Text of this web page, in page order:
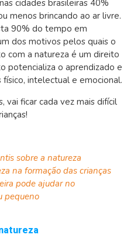
cidades brasileiras 40%
menos brincando ao ar livre.
90% do tempo em
dos motivos pelos quais o
com a natureza é um direito
potencializa o aprendizado e
intelectual e emocional.
vai ficar cada vez mais difícil
sobre a natureza
na formação das crianças
pode ajudar no
pequeno